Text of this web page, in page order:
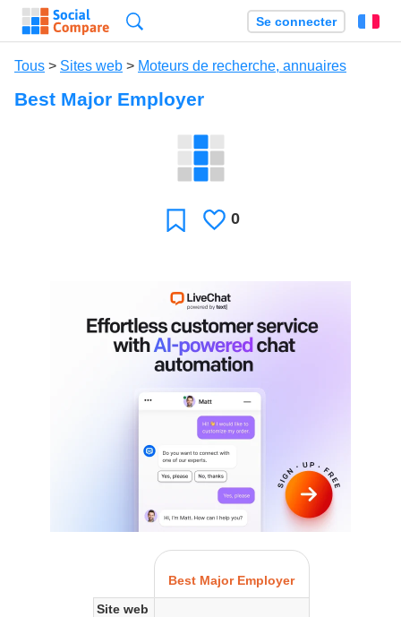
Se connecter
Tous > Sites web > Moteurs de recherche, annuaires
Best Major Employer
Favori J'aime
0
Best Major Employer
Site web